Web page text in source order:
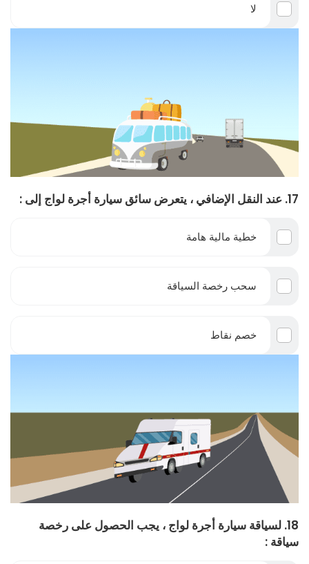
لا
17. عند النقل الإضافي ، يتعرض سائق سيارة أجرة لواج إلى :
خطية مالية هامة
سحب رخصة السياقة
خصم نقاط
18. لسياقة سيارة أجرة لواج ، يجب الحصول على رخصة
سياقة :